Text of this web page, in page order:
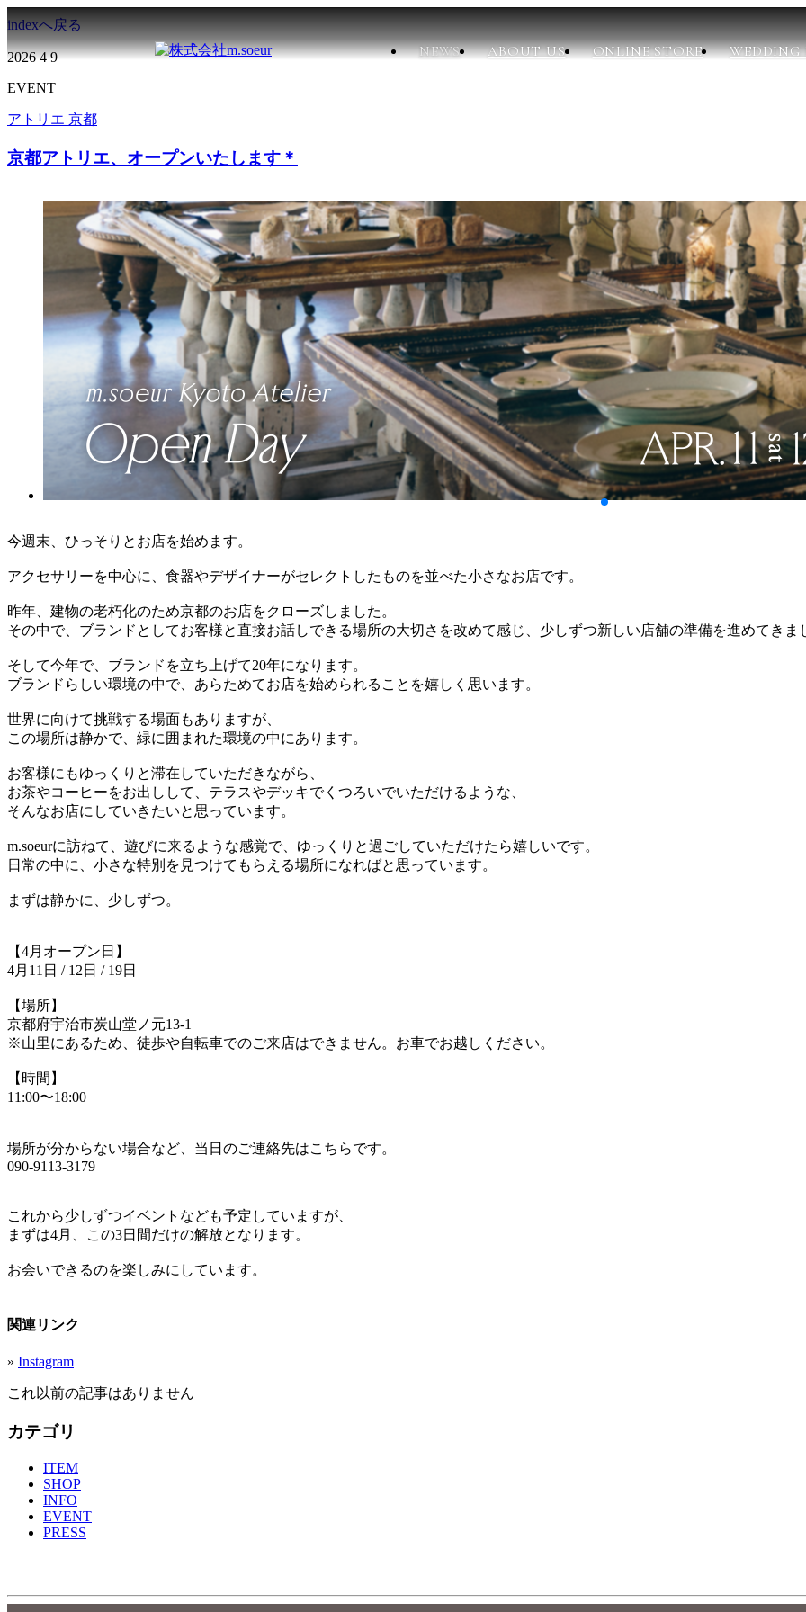
NEWS ABOUT US ONLINE STORE WEDDING
NEWS
indexへ戻る
2026 4 9
EVENT
アトリエ 京都
京都アトリエ、オープンいたします＊
今週末、ひっそりとお店を始めます。
アクセサリーを中心に、食器やデザイナーがセレクトしたものを並べた小さなお店です。
昨年、建物の老朽化のため京都のお店をクローズしました。
その中で、ブランドとしてお客様と直接お話しできる場所の大切さを改めて感じ、少しずつ新しい店舗の準備を進めてきま
そして今年で、ブランドを立ち上げて20年になります。
ブランドらしい環境の中で、あらためてお店を始められることを嬉しく思います。
世界に向けて挑戦する場面もありますが、
この場所は静かで、緑に囲まれた環境の中にあります。
お客様にもゆっくりと滞在していただきながら、
お茶やコーヒーをお出しして、テラスやデッキでくつろいでいただけるような、
そんなお店にしていきたいと思っています。
m.soeurに訪ねて、遊びに来るような感覚で、ゆっくりと過ごしていただけたら嬉しいです。
日常の中に、小さな特別を見つけてもらえる場所になればと思っています。
まずは静かに、少しずつ。
【4月オープン日】
4月11日 / 12日 / 19日
【場所】
京都府宇治市炭山堂ノ元13-1
※山里にあるため、徒歩や自転車でのご来店はできません。お車でお越しください。
【時間】
11:00〜18:00
場所が分からない場合など、当日のご連絡先はこちらです。
090-9113-3179
これから少しずつイベントなども予定していますが、
まずは4月、この3日間だけの解放となります。
お会いできるのを楽しみにしています。
関連リンク
» Instagram
これ以前の記事はありません
カテゴリ
ITEM
SHOP
INFO
EVENT
PRESS